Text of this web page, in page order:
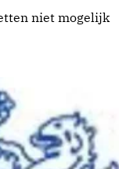
niet mogelijk